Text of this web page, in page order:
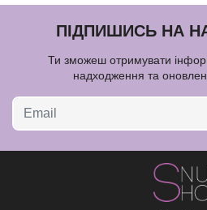
ПІДПИШИСЬ НА
Ти зможеш отримувати
надходження та